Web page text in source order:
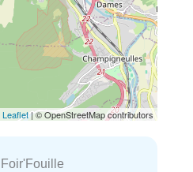
Leaflet| © OpenStreetMap contributors